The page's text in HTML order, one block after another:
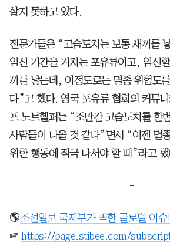
살지 못하고 있다.
전문가들은 “고슴도치는 보통 새끼를
임신 기간을 거치는 포유류이고, 임신
끼를 낳는데, 이정도로는 멸종 위험도
다”고 했다. 영국 포유류 협회의 커뮤
프 노트헬퍼는 “조만간 고슴도치를 한
사람들이 나올 것 같다”면서 “이젠 멸
위한 행동에 적극 나서야 할 때”라고
-
🌎조선일보 국제부가 픽한 글로벌 이
☞ https://page.stibee.com/